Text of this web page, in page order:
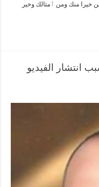
منك ومن ٱمثالك وخير
انتشار الفيديو